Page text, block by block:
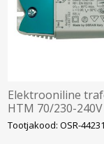
Elektrooniline
HTM 70/230-240V
hal.lampidele
LED-ile) OSRAM
Tootjakood: OSR-